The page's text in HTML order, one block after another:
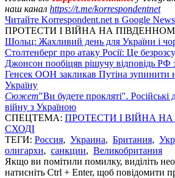
наш канал https://t.me/korrespondentnet
Читайте Korrespondent.net в Google News
ПРОТЕСТИ І ВІЙНА НА
Шольц: Жахливий день для України і
Столтенберг про атаку Росії: Це
Джонсон пообіцяв рішучу відповідь РФ
Генсек ООН закликав Путіна зупинити
Україну
Сюжет"Ви будете прокляті". Російські
війну з Україною
СПЕЦТЕМА: ПРОТЕСТИ І ВІЙНА
СХОДІ
ТЕГИ: Россия, Украина, Британия,
олигархи, санкции, Великобритания
Якщо ви помітили помилку, виділіть
натисніть Ctrl + Enter, щоб повідомити